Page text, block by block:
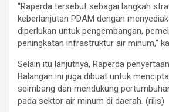
“Raperda tersebut sebagai langkah
keberlanjutan PDAM dengan
diperlukan untuk pengembangan,
peningkatan infrastruktur air minum,”
Selain itu lanjutnya, Raperda
Balangan ini juga dibuat untuk
seimbang dan mendukung
pada sektor air minum di daerah. (rilis)